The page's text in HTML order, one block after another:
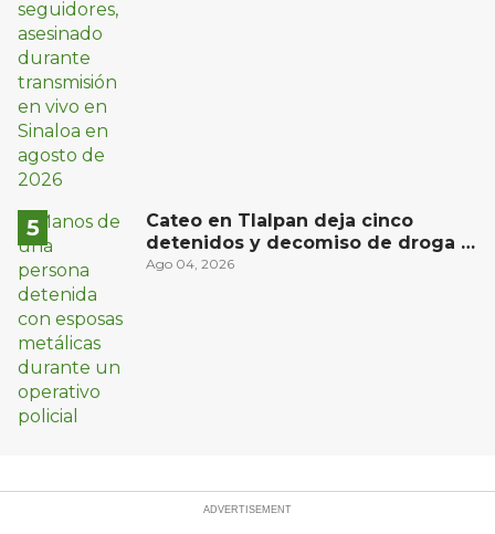
Cateo en Tlalpan deja cinco
detenidos y decomiso de droga y
un arma
Ago 04, 2026